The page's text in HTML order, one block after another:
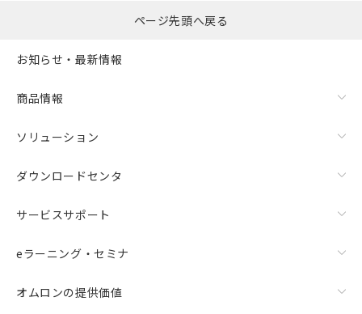
ページ先頭へ戻る
お知らせ・最新情報
商品情報
ソリューション
ダウンロードセンタ
サービスサポート
eラーニング・セミナ
オムロンの提供価値